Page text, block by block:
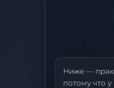
Ниже —
потому что